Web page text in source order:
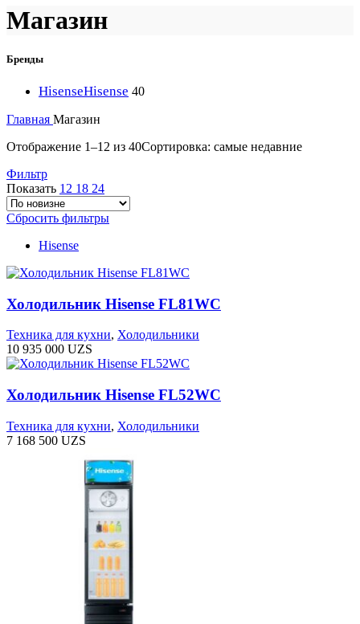
Магазин
Бренды
HisenseHisense 40
Главная Магазин
Отображение 1–12 из 40Сортировка: самые недавние
Фильтр
Показать 12 18 24
Сбросить фильтры
Hisense
Холодильник Hisense FL81WC
Техника для кухни, Холодильники
10 935 000 UZS
Холодильник Hisense FL52WC
Техника для кухни, Холодильники
7 168 500 UZS